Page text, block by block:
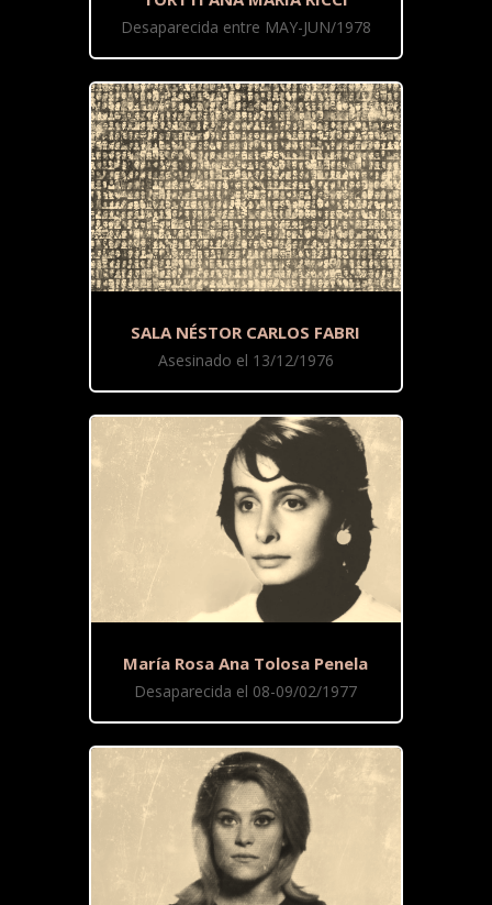
Desaparecida entre MAY-JUN/1978
SALA NÉSTOR CARLOS FABRI
Asesinado el 13/12/1976
María Rosa Ana Tolosa Penela
Desaparecida el 08-09/02/1977